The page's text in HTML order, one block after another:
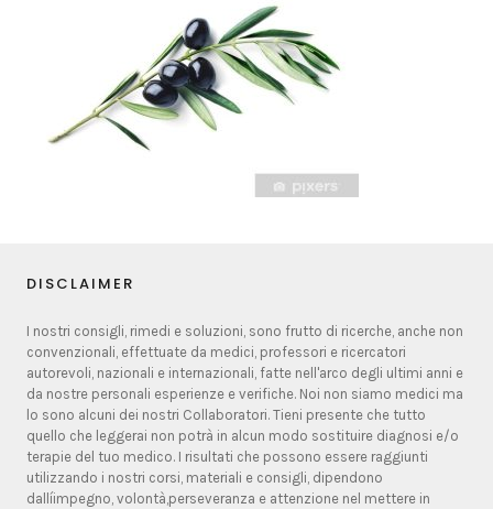
DISCLAIMER
I nostri consigli, rimedi e soluzioni, sono frutto di ricerche, anche non
convenzionali, effettuate da medici, professori e ricercatori
autorevoli, nazionali e internazionali, fatte nell'arco degli ultimi anni e
da nostre personali esperienze e verifiche. Noi non siamo medici ma
lo sono alcuni dei nostri Collaboratori. Tieni presente che tutto
quello che leggerai non potrà in alcun modo sostituire diagnosi e/o
terapie del tuo medico. I risultati che possono essere raggiunti
utilizzando i nostri corsi, materiali e consigli, dipendono
dallíimpegno, volontà,perseveranza e attenzione nel mettere in